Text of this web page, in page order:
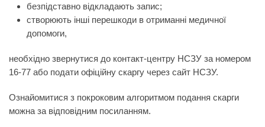
безпідставно відкладають запис;
створюють інші перешкоди в отриманні медичної
допомоги,
необхідно звернутися до контакт-центру НСЗУ за номером
16-77 або подати офіційну скаргу через сайт НСЗУ.
Ознайомитися з покроковим алгоритмом подання скарги
можна за відповідним посиланням.